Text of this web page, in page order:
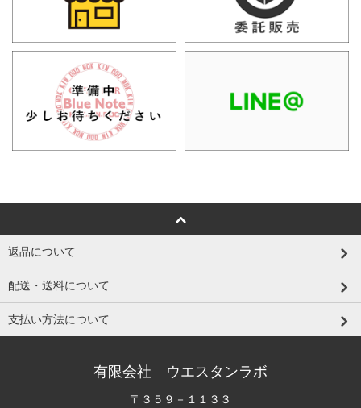
返品について
配送・送料について
支払い方法について
有限会社 ウエスタンラボ
〒３５９－１１３３